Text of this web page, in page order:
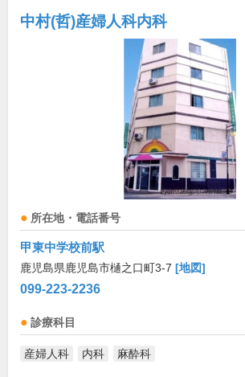
中村(哲)産婦人科内科
所在地・電話番号
甲東中学校前駅
鹿児島県鹿児島市樋之口町3-7 [地図]
099-223-2236
診療科目
産婦人科 内科 麻酔科